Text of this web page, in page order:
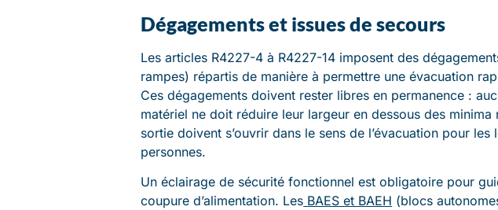
Dégagements et issues de secours
Les articles R4227-4 à R4227-14 imposent des
rampes) répartis de manière à permettre une évacuation
Ces dégagements doivent rester libres en permanence :
matériel ne doit réduire leur largeur en dessous des
sortie doivent s’ouvrir dans le sens de l’évacuation pour
personnes.
Un éclairage de sécurité fonctionnel est obligatoire pour
coupure d’alimentation. Les BAES et BAEH (blocs